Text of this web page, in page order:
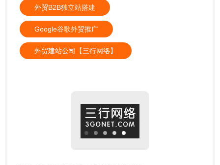
外贸B2B独立站搭建
Google谷歌外贸推广
外贸建站公司【三行网络】